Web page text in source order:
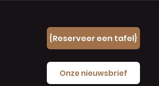
{Reserveer een tafel}
Onze nieuwsbrief